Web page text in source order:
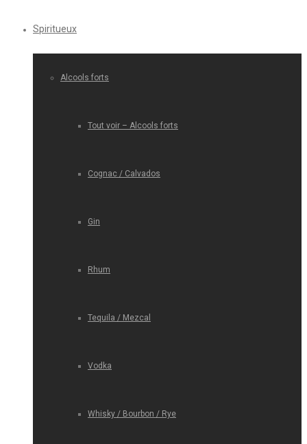
Spiritueux
Alcools forts
Tout voir – Alcools forts
Cognac / Calvados
Gin
Rhum
Tequila / Mezcal
Vodka
Whisky / Bourbon / Rye